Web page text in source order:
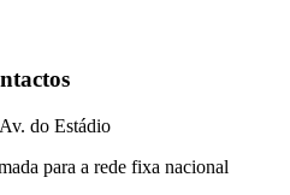
do Estádio
para a rede fixa nacional